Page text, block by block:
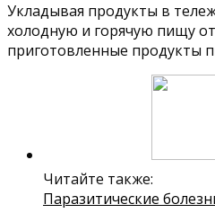
Укладывая продукты в
холодную и горячую пищу
приготовленные продукты
Читайте также:
Паразитические